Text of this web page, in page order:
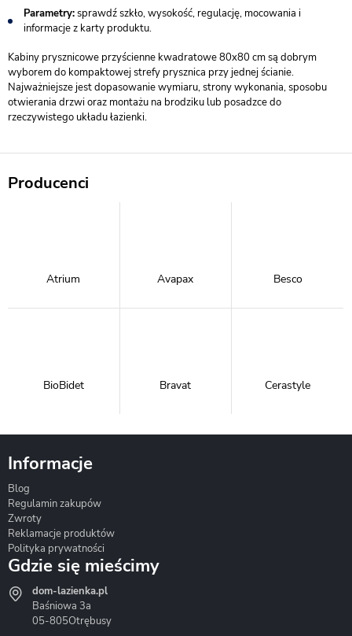
Parametry:sprawdź szkło, wysokość, regulację, mocowania i
informacje z karty produktu.
Kabiny prysznicowe przyścienne kwadratowe 80x80 cm są dobrym
wyborem do kompaktowej strefy prysznica przy jednej ścianie.
Najważniejsze jest dopasowanie wymiaru, strony wykonania, sposobu
otwierania drzwi oraz montażu na brodziku lub posadzce do
rzeczywistego układu łazienki.
Producenci
Atrium Avapax Besco
BioBidet Bravat Cerastyle
Hydrostop
Informacje
Blog
Regulamin zakupów
Zwroty
Reklamacje produktów
Polityka prywatności
Gdzie się mieścimy
dom-lazienka.pl
Baśniowa 3a
05-805Otrębusy